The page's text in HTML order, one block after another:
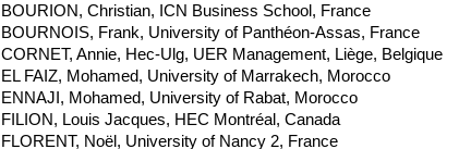
BOURION, Christian, ICN Business School, France
BOURNOIS, Frank, University of Panthéon-Assas, France
CORNET, Annie, Hec-Ulg, UER Management, Liège, Belgique
EL FAIZ, Mohamed, University of Marrakech, Morocco
ENNAJI, Mohamed, University of Rabat, Morocco
FILION, Louis Jacques, HEC Montréal, Canada
FLORENT, Noël, University of Nancy 2, France